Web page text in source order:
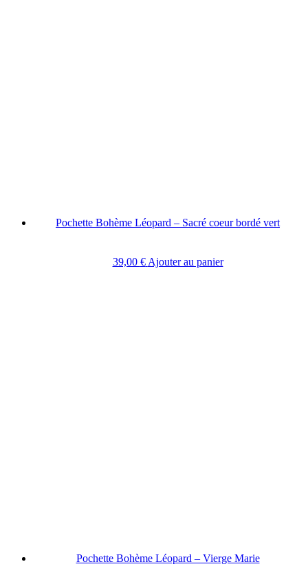
Pochette Bohème Léopard – Sacré coeur bordé vert
39,00 € Ajouter au panier
Pochette Bohème Léopard – Vierge Marie